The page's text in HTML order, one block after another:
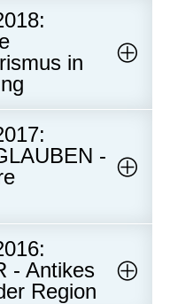
in
-
- Antikes
Region